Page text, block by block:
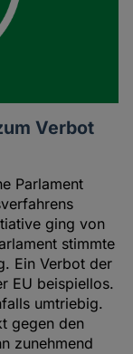
Verbot
Parlament
ging von
stimmte
Ein Verbot der
EU beispiellos.
umtriebig.
gegen den
zunehmend